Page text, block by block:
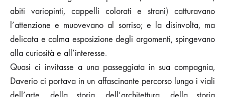
abiti variopinti, cappelli colorati e strani) catturavano
l’attenzione e muovevano al sorriso; e la disinvolta, ma
delicata e calma esposizione degli argomenti, spingevano
alla curiosità e all’interesse.
Quasi ci invitasse a una passeggiata in sua compagnia,
Daverio ci portava in un affascinante percorso lungo i viali